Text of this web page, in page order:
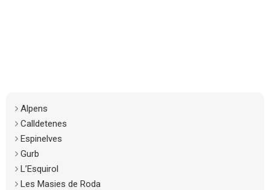
Alpens
Calldetenes
Espinelves
Gurb
L’Esquirol
Les Masies de Roda